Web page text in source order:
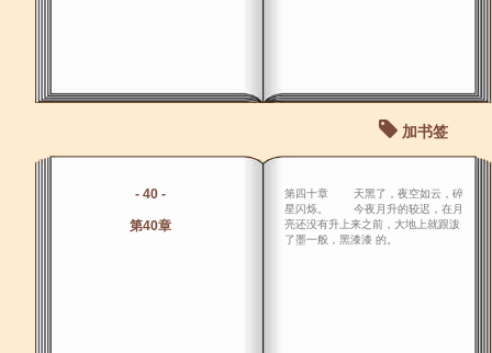
加书签
- 40 -
第40章
第四十章 天黑了，夜空如云，碎
星闪烁。 今夜月升的较迟，在月
亮还没有升上来之前，大地上就跟泼
了墨一般，黑漆漆 的。